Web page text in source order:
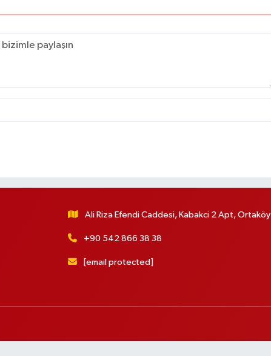
Ali Riza Efendi Caddesi, Kabakci 2 Apt, Ortaköy
+90 542 866 38 38
[email protected]